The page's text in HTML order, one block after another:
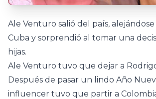
Ale Venturo salió del país, alejándose
Cuba y sorprendió al tomar una
hijas.
Ale Venturo tuvo que dejar a
Después de pasar un lindo Año
influencer tuvo que partir a